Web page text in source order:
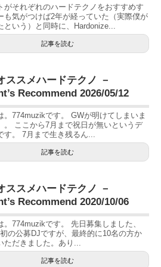
がそれぞれのハードテクノをおすすめす
も気がつけば2年が経っていた（実際僕が
という）と同時に、Hardonize...
記事を読む
ススメハードテクノ －
Recommend 2026/05/12
。774muzikです。 GWが明けてしまいま
。 ここから7月まで祝日が無いというデ
す。 7月まで生き残るん...
記事を読む
ススメハードテクノ －
Recommend 2020/10/06
。774muzikです。 先日募集しました、
の公募DJですが、最終的に10名の方か
ただきました。あり...
記事を読む